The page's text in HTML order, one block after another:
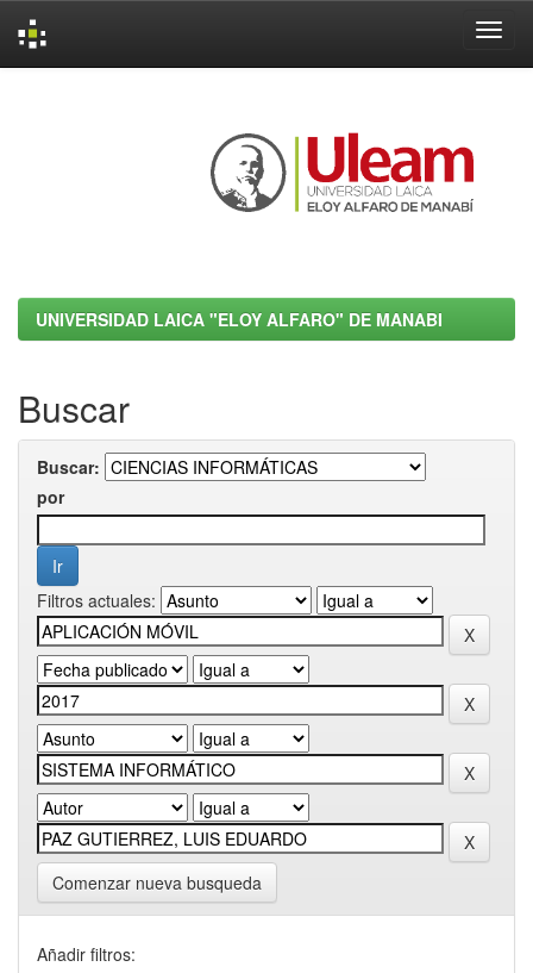
UNIVERSIDAD LAICA "ELOY ALFARO" DE MANABI
Buscar
Buscar:
por
Filtros actuales:
Comenzar nueva busqueda
Añadir filtros: